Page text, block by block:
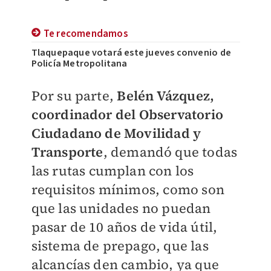
Te recomendamos
Tlaquepaque votará este jueves convenio de
Policía Metropolitana
Por su parte,Belén Vázquez,
coordinador del Observatorio
Ciudadano de Movilidad y
Transporte, demandó que todas
las rutas cumplan con los
requisitos mínimos, como son
que las unidades no puedan
pasar de 10 años de vida útil,
sistema de prepago, que las
alcancías den cambio, ya que